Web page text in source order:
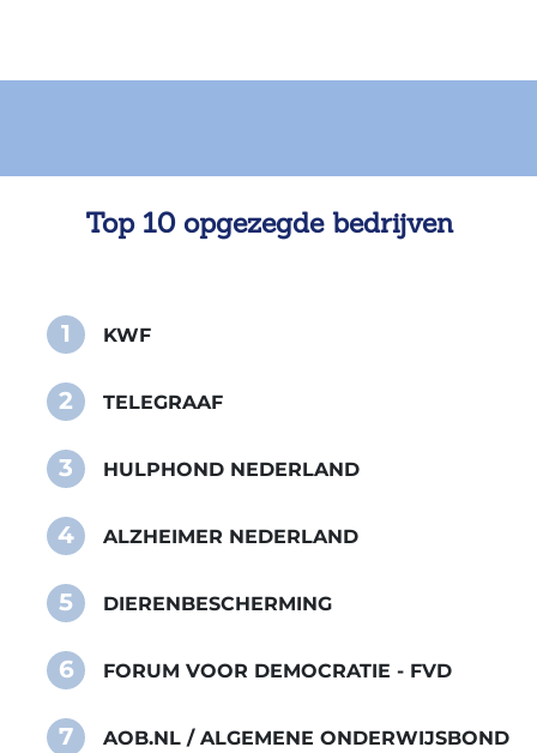
Top 10 opgezegde bedrijven
1 KWF
2 TELEGRAAF
3 HULPHOND NEDERLAND
4 ALZHEIMER NEDERLAND
5 DIERENBESCHERMING
6 FORUM VOOR DEMOCRATIE - FVD
7 AOB.NL / ALGEMENE ONDERWIJSBOND